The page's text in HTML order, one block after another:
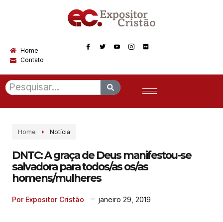
Home
Contato
Home Notícia
DNTC: A graça de Deus manifestou-se
salvadora para todos/as os/as
homens/mulheres
Por Expositor Cristão janeiro 29, 2019